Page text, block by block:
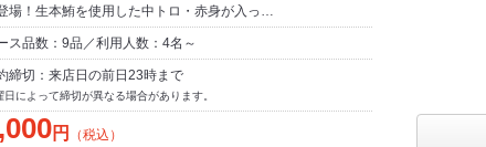
場！生本鮪を使用した中トロ・赤身が入っ…
ス品数：9品／利用人数：4名～
締切：来店日の前日23時まで
によって締切が異なる場合があります。
円 （税込）